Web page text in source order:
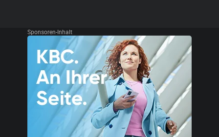
Sponsoren-Inhalt